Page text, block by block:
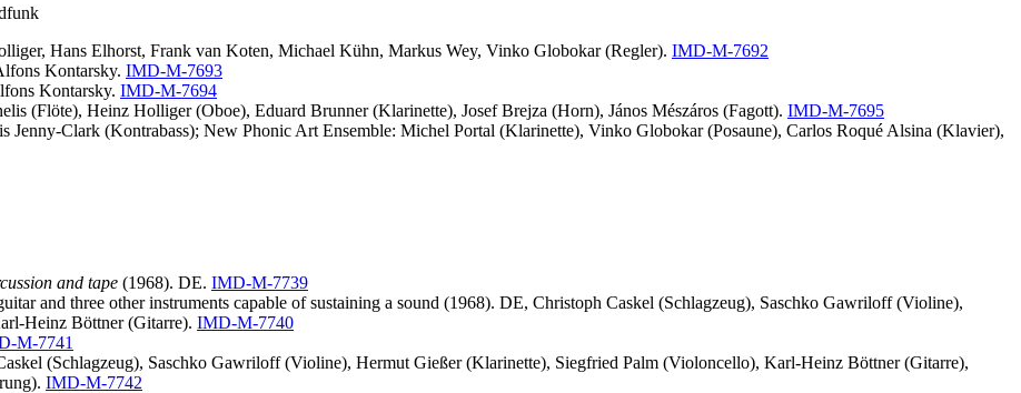
Hans Elhorst, Frank van Koten, Michael Kühn, Markus Wey, Vinko Globokar (Regler). IMD-M-7692
Kontarsky. IMD-M-7693
Kontarsky. IMD-M-7694
(Flöte), Heinz Holliger (Oboe), Eduard Brunner (Klarinette), Josef Brejza (Horn), János Mészáros (Fagott). IMD-M-7695
Jenny-Clark (Kontrabass); New Phonic Art Ensemble: Michel Portal (Klarinette), Vinko Globokar (Posaune), Carlos Roqué Alsina (Klavier),
and tape (1968). DE. IMD-M-7739
and three other instruments capable of sustaining a sound (1968). DE, Christoph Caskel (Schlagzeug), Saschko Gawriloff (Violine),
Heinz Böttner (Gitarre). IMD-M-7740
M-7741
(Schlagzeug), Saschko Gawriloff (Violine), Hermut Gießer (Klarinette), Siegfried Palm (Violoncello), Karl-Heinz Böttner (Gitarre),
IMD-M-7742